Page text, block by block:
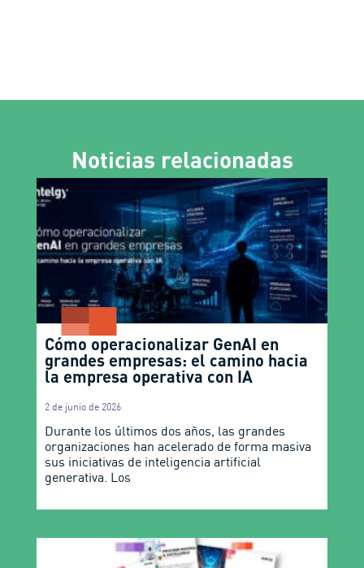
Noticias relacionadas
Cómo operacionalizar GenAI en
grandes empresas: el camino hacia
la empresa operativa con IA
2 de junio de 2026
Durante los últimos dos años, las grandes
organizaciones han acelerado de forma masiva
sus iniciativas de inteligencia artificial
generativa. Los